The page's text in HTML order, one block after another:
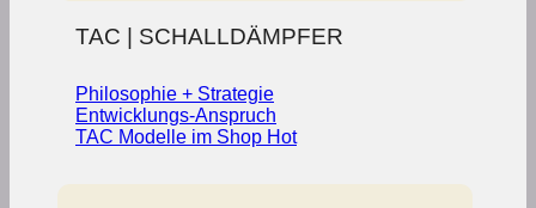
TAC | SCHALLDÄMPFER
Philosophie + Strategie
Entwicklungs-Anspruch
TAC Modelle im Shop